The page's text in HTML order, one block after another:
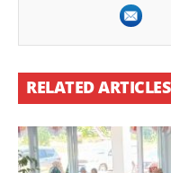
RELATED ARTICLES